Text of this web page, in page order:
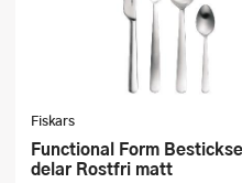
Fiskars
Functional Form Bestickset 16
delar Rostfri matt